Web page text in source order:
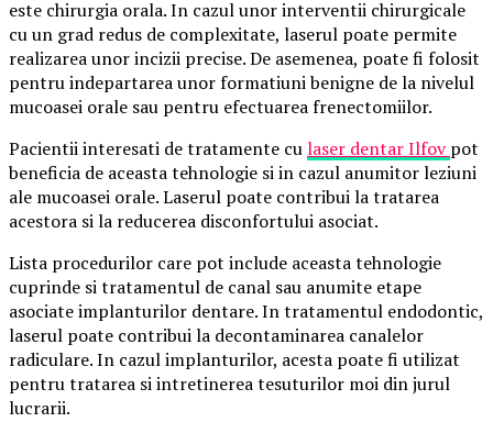
este chirurgia orala. In cazul unor interventii chirurgicale
cu un grad redus de complexitate, laserul poate permite
realizarea unor incizii precise. De asemenea, poate fi folosit
pentru indepartarea unor formatiuni benigne de la nivelul
mucoasei orale sau pentru efectuarea frenectomiilor.
Pacientii interesati de tratamente culaser dentar Ilfovpot
beneficia de aceasta tehnologie si in cazul anumitor leziuni
ale mucoasei orale. Laserul poate contribui la tratarea
acestora si la reducerea disconfortului asociat.
Lista procedurilor care pot include aceasta tehnologie
cuprinde si tratamentul de canal sau anumite etape
asociate implanturilor dentare. In tratamentul endodontic,
laserul poate contribui la decontaminarea canalelor
radiculare. In cazul implanturilor, acesta poate fi utilizat
pentru tratarea si intretinerea tesuturilor moi din jurul
lucrarii.